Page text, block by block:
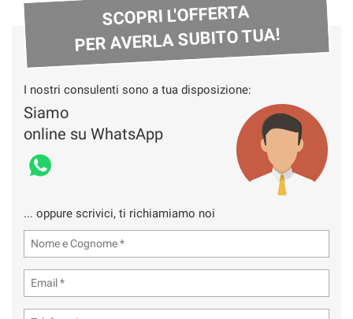
SCOPRI L'OFFERTA
PER AVERLA SUBITO TUA!
I nostri consulenti sono a tua disposizione:
Siamo
online su WhatsApp
... oppure scrivici, ti richiamiamo noi